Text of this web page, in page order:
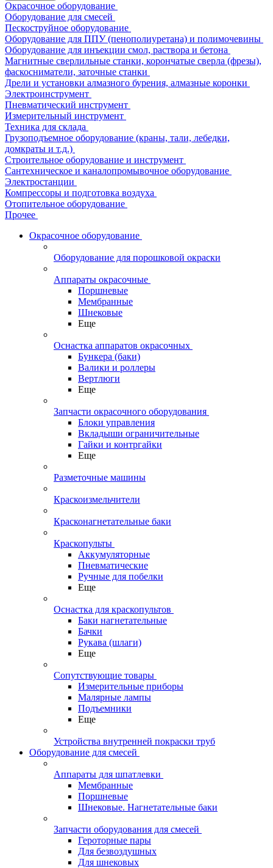
Окрасочное оборудование
Оборудование для смесей
Пескоструйное оборудование
Оборудование для ППУ (пенополиуретана) и полимочевины
Оборудование для инъекции смол, раствора и бетона
Магнитные сверлильные станки, корончатые сверла (фрезы),
фаскосниматели, заточные станки
Дрели и установки алмазного бурения, алмазные коронки
Электроинструмент
Пневматический инструмент
Измерительный инструмент
Техника для склада
Грузоподъемное оборудование (краны, тали, лебедки,
домкраты и т.д.)
Строительное оборудование и инструмент
Сантехническое и каналопромывочное оборудование
Электростанции
Компрессоры и подготовка воздуха
Отопительное оборудование
Прочее
Окрасочное оборудование
Оборудование для порошковой окраски
Аппараты окрасочные
Поршневые
Мембранные
Шнековые
Еще
Оснастка аппаратов окрасочных
Бункера (баки)
Валики и роллеры
Вертлюги
Еще
Запчасти окрасочного оборудования
Блоки управления
Вкладыши ограничительные
Гайки и контргайки
Еще
Разметочные машины
Краскоизмельчители
Красконагнетательные баки
Краскопульты
Аккумуляторные
Пневматические
Ручные для побелки
Еще
Оснастка для краскопультов
Баки нагнетательные
Бачки
Рукава (шлаги)
Еще
Сопутствующие товары
Измерительные приборы
Малярные лампы
Подъемники
Еще
Устройства внутренней покраски труб
Оборудование для смесей
Аппараты для шпатлевки
Мембранные
Поршневые
Шнековые. Нагнетательные баки
Запчасти оборудования для смесей
Героторные пары
Для безвоздушных
Для шнековых